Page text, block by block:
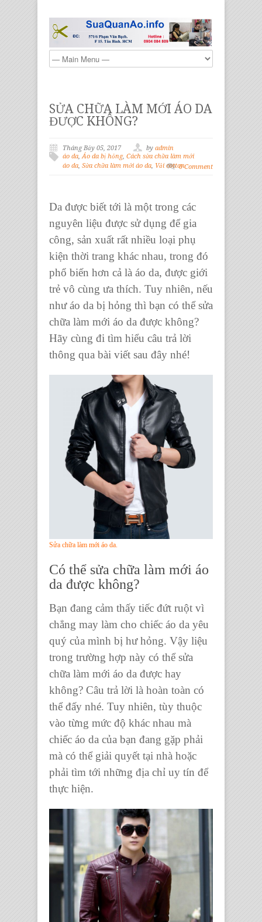
SỬA CHỮA LÀM MỚI ÁO DA
ĐƯỢC KHÔNG?
Tháng Bảy 05, 2017 by admin
áo da,Áo da bị hỏng, Cách sửa chữa làm mới
áo da, Sửa chữa làm mới áo da, Vải cotton0 Comment
Da được biết tới là một trong các
nguyên liệu được sử dụng để gia
công, sản xuất rất nhiều loại phụ
kiện thời trang khác nhau, trong đó
phổ biến hơn cả là áo da, được giới
trẻ vô cùng ưa thích. Tuy nhiên, nếu
nhưáo da bị hỏng thì bạn có thểsửa
chữa làm mới áo da được không?
Hãy cùng đi tìm hiểu câu trả lời
thông qua bài viết sau đây nhé!
Sửa chữa làm mới áo da.
Có thể sửa chữa làm mới áo
da được không?
Bạn đang cảm thấy tiếc đứt ruột vì
chẳng may làm cho chiếc áo da yêu
quý của mình bị hư hỏng. Vậy liệu
trong trường hợp này có thểsửa
chữa làm mới áo da được hay
không? Câu trả lời là hoàn toàn có
thể đấy nhé. Tuy nhiên, tùy thuộc
vào từng mức độ khác nhau mà
chiếc áo da của bạn đang gặp phải
mà có thể giải quyết tại nhà hoặc
phải tìm tới những địa chỉ uy tín để
thực hiện.